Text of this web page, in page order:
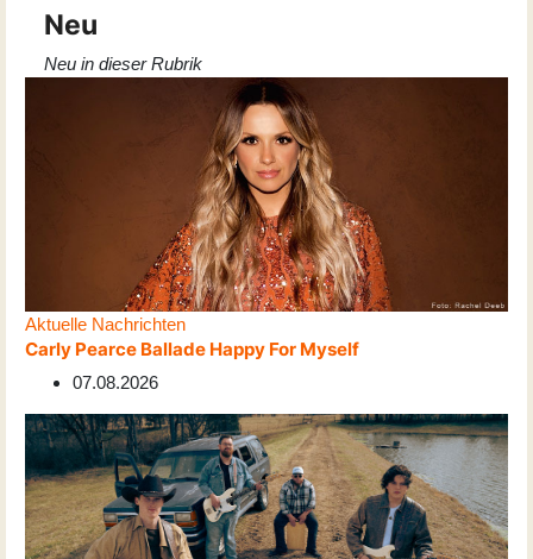
Neu
Neu in dieser Rubrik
Aktuelle Nachrichten
Carly Pearce Ballade Happy For Myself
07.08.2026